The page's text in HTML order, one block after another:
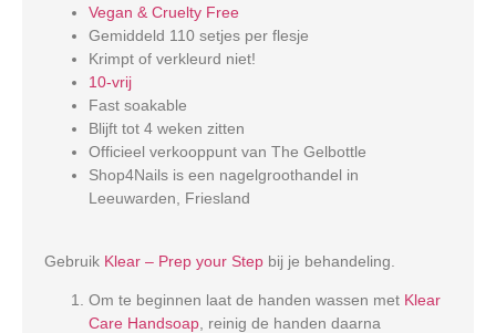
Vegan & Cruelty Free
Gemiddeld 110 setjes per flesje
Krimpt of verkleurd niet!
10-vrij
Fast soakable
Blijft tot 4 weken zitten
Officieel verkooppunt van The Gelbottle
Shop4Nails is een nagelgroothandel in
Leeuwarden, Friesland
Gebruik Klear – Prep your Step bij je behandeling.
Om te beginnen laat de handen wassen met Klear
Care Handsoap , reinig de handen daarna